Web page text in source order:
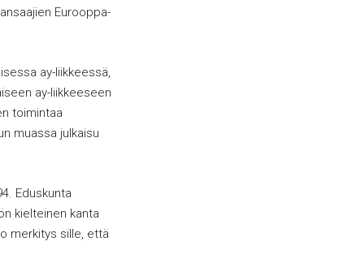
Eurooppa-
ay-liikkeessä,
ay-liikkeeseen
toimintaa
muassa julkaisu
Eduskunta
kielteinen kanta
merkitys sille, että